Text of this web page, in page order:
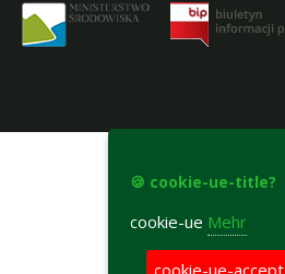
🍪 cookie-ue-title?
cookie-ue Mehr
cookie-ue-accept